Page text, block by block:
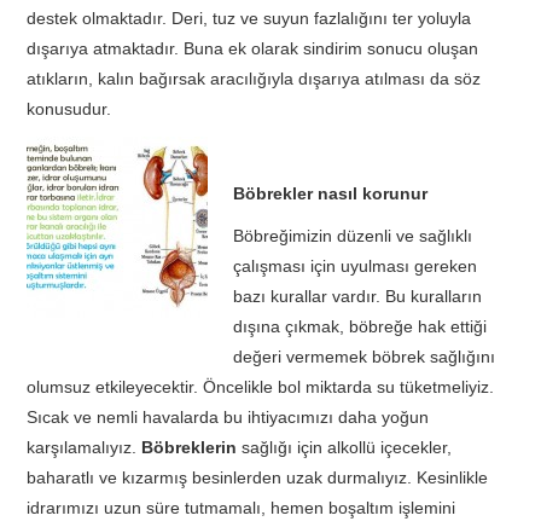
destek olmaktadır. Deri, tuz ve suyun fazlalığını ter yoluyla
dışarıya atmaktadır. Buna ek olarak sindirim sonucu oluşan
atıkların, kalın bağırsak aracılığıyla dışarıya atılması da söz
konusudur.
Böbrekler nasıl korunur
Böbreğimizin düzenli ve sağlıklı
çalışması için uyulması gereken
bazı kurallar vardır. Bu kuralların
dışına çıkmak, böbreğe hak ettiği
değeri vermemek böbrek sağlığını
olumsuz etkileyecektir. Öncelikle bol miktarda su tüketmeliyiz.
Sıcak ve nemli havalarda bu ihtiyacımızı daha yoğun
karşılamalıyız. Böbreklerinsağlığı için alkollü içecekler,
baharatlı ve kızarmış besinlerden uzak durmalıyız. Kesinlikle
idrarımızı uzun süre tutmamalı, hemen boşaltım işlemini